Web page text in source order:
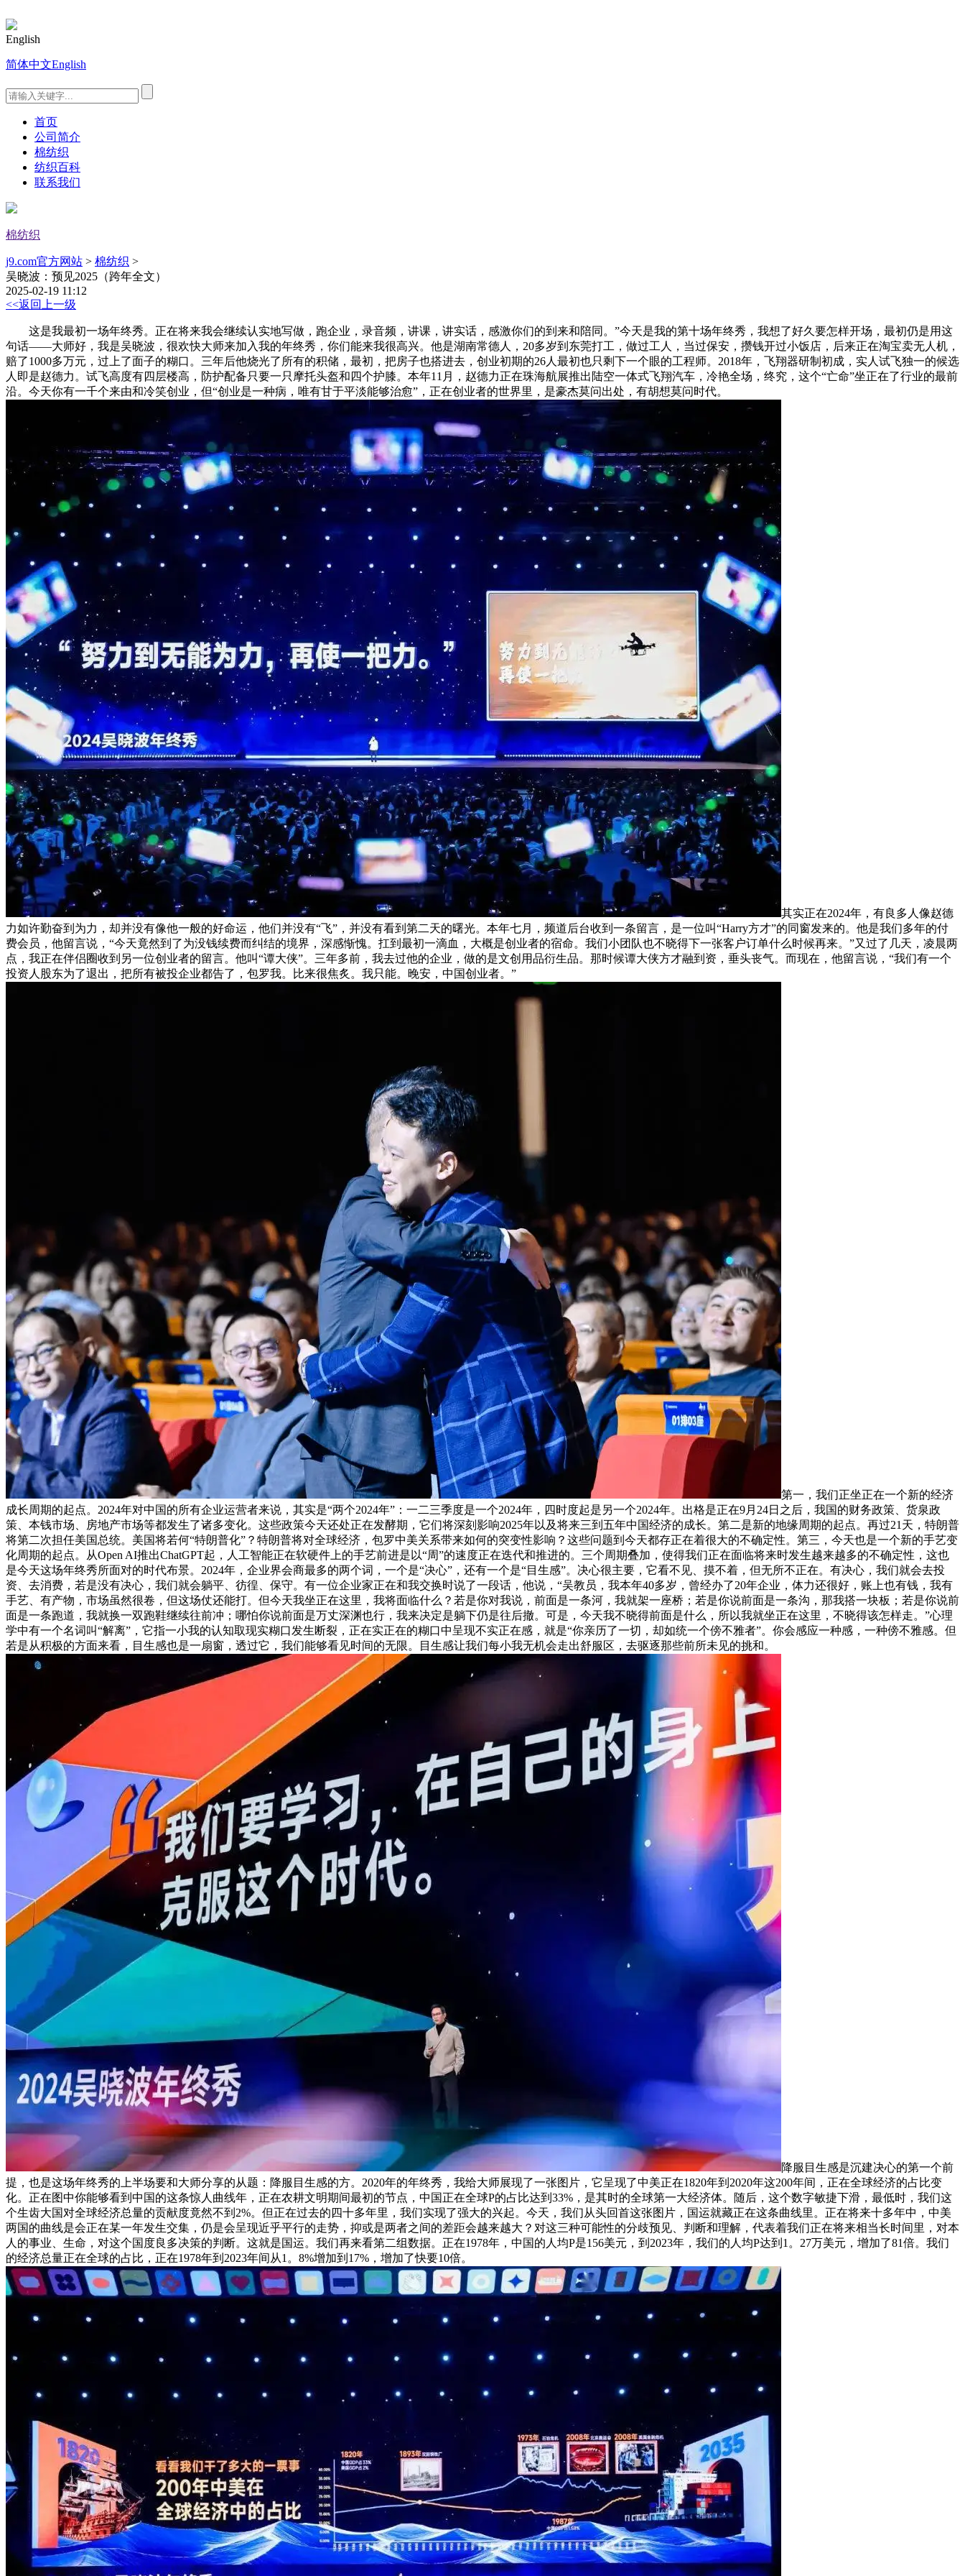
English
简体中文English
首页
公司简介
棉纺织
纺织百科
联系我们
棉纺织
j9.com官方网站 > 棉纺织 >
吴晓波：预见2025（跨年全文）
2025-02-19 11:12
<<返回上一级
这是我最初一场年终秀。正在将来我会继续认实地写做，跑企业，录音频，讲课，讲实话，感激你们的到来和陪同。”今天是我的第十场年终秀，我想了好久要怎样开场，最初仍是用这
句话——大师好，我是吴晓波，很欢快大师来加入我的年终秀，你们能来我很高兴。他是湖南常德人，20多岁到东莞打工，做过工人，当过保安，攒钱开过小饭店，后来正在淘宝卖无人机，
赔了1000多万元，过上了面子的糊口。三年后他烧光了所有的积储，最初，把房子也搭进去，创业初期的26人最初也只剩下一个眼的工程师。2018年，飞翔器研制初成，实人试飞独一的候选
人即是赵德力。试飞高度有四层楼高，防护配备只要一只摩托头盔和四个护膝。本年11月，赵德力正在珠海航展推出陆空一体式飞翔汽车，冷艳全场，终究，这个“亡命”坐正在了行业的最前
沿。今天你有一千个来由和冷笑创业，但“创业是一种病，唯有甘于平淡能够治愈”，正在创业者的世界里，是豪杰莫问出处，有胡想莫问时代。
其实正在2024年，有良多人像赵德
力如许勤奋到为力，却并没有像他一般的好命运，他们并没有“飞”，并没有看到第二天的曙光。本年七月，频道后台收到一条留言，是一位叫“Harry方才”的同窗发来的。他是我们多年的付
费会员，他留言说，“今天竟然到了为没钱续费而纠结的境界，深感惭愧。扛到最初一滴血，大概是创业者的宿命。我们小团队也不晓得下一张客户订单什么时候再来。”又过了几天，凌晨两
点，我正在伴侣圈收到另一位创业者的留言。他叫“谭大侠”。三年多前，我去过他的企业，做的是文创用品衍生品。那时候谭大侠方才融到资，垂头丧气。而现在，他留言说，“我们有一个
投资人股东为了退出，把所有被投企业都告了，包罗我。比来很焦炙。我只能。晚安，中国创业者。”
第一，我们正坐正在一个新的经济
成长周期的起点。2024年对中国的所有企业运营者来说，其实是“两个2024年”：一二三季度是一个2024年，四时度起是另一个2024年。出格是正在9月24日之后，我国的财务政策、货泉政
策、本钱市场、房地产市场等都发生了诸多变化。这些政策今天还处正在发酵期，它们将深刻影响2025年以及将来三到五年中国经济的成长。第二是新的地缘周期的起点。再过21天，特朗普
将第二次担任美国总统。美国将若何“特朗普化”？特朗普将对全球经济，包罗中美关系带来如何的突变性影响？这些问题到今天都存正在着很大的不确定性。第三，今天也是一个新的手艺变
化周期的起点。从Open AI推出ChatGPT起，人工智能正在软硬件上的手艺前进是以“周”的速度正在迭代和推进的。三个周期叠加，使得我们正在面临将来时发生越来越多的不确定性，这也
是今天这场年终秀所面对的时代布景。2024年，企业界会商最多的两个词，一个是“决心”，还有一个是“目生感”。决心很主要，它看不见、摸不着，但无所不正在。有决心，我们就会去投
资、去消费，若是没有决心，我们就会躺平、彷徨、保守。有一位企业家正在和我交换时说了一段话，他说，“吴教员，我本年40多岁，曾经办了20年企业，体力还很好，账上也有钱，我有
手艺、有产物，市场虽然很卷，但这场仗还能打。但今天我坐正在这里，我将面临什么？若是你对我说，前面是一条河，我就架一座桥；若是你说前面是一条沟，那我搭一块板；若是你说前
面是一条跑道，我就换一双跑鞋继续往前冲；哪怕你说前面是万丈深渊也行，我来决定是躺下仍是往后撤。可是，今天我不晓得前面是什么，所以我就坐正在这里，不晓得该怎样走。”心理
学中有一个名词叫“解离”，它指一小我的认知取现实糊口发生断裂，正在实正在的糊口中呈现不实正在感，就是“你亲历了一切，却如统一个傍不雅者”。你会感应一种感，一种傍不雅感。但
若是从积极的方面来看，目生感也是一扇窗，透过它，我们能够看见时间的无限。目生感让我们每小我无机会走出舒服区，去驱逐那些前所未见的挑和。
降服目生感是沉建决心的第一个前
提，也是这场年终秀的上半场要和大师分享的从题：降服目生感的方。2020年的年终秀，我给大师展现了一张图片，它呈现了中美正在1820年到2020年这200年间，正在全球经济的占比变
化。正在图中你能够看到中国的这条惊人曲线年，正在农耕文明期间最初的节点，中国正在全球P的占比达到33%，是其时的全球第一大经济体。随后，这个数字敏捷下滑，最低时，我们这
个生齿大国对全球经济总量的贡献度竟然不到2%。但正在过去的四十多年里，我们实现了强大的兴起。今天，我们从头回首这张图片，国运就藏正在这条曲线里。正在将来十多年中，中美
两国的曲线是会正在某一年发生交集，仍是会呈现近乎平行的走势，抑或是两者之间的差距会越来越大？对这三种可能性的分歧预见、判断和理解，代表着我们正在将来相当长时间里，对本
人的事业、生命，对这个国度良多决策的判断。这就是国运。我们再来看第二组数据。正在1978年，中国的人均P是156美元，到2023年，我们的人均P达到1。27万美元，增加了81倍。我们
的经济总量正在全球的占比，正在1978年到2023年间从1。8%增加到17%，增加了快要10倍。